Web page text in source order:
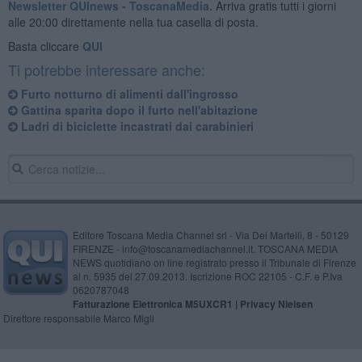
Newsletter QUInews - ToscanaMedia. Arriva gratis tutti i giorni
alle 20:00 direttamente nella tua casella di posta.
Basta cliccare QUI
Ti potrebbe interessare anche:
Furto notturno di alimenti dall'ingrosso
Gattina sparita dopo il furto nell'abitazione
Ladri di biciclette incastrati dai carabinieri
Editore Toscana Media Channel srl - Via Dei Martelli, 8 - 50129
FIRENZE - info@toscanamediachannel.it. TOSCANA MEDIA
NEWS quotidiano on line registrato presso il Tribunale di Firenze
al n. 5935 del 27.09.2013. Iscrizione ROC 22105 - C.F. e P.Iva
0620787048
Fatturazione Elettronica M5UXCR1 | Privacy Nielsen
Direttore responsabile Marco Migli